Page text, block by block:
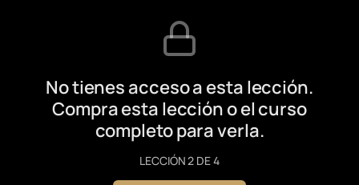
No tienes acceso a esta lección.
Compra esta lección o el curso
completo para verla.
LECCIÓN 2 DE 4